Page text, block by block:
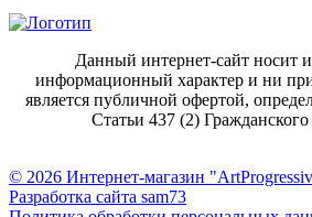
Данный интернет-сайт носит
информационный характер и ни
является публичной офертой,
Статьи 437 (2)
© 2026 Интернет-магазин
Разработка сайта sam73